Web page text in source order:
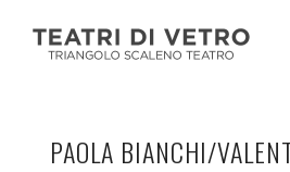
PAOLA BIANCHI/